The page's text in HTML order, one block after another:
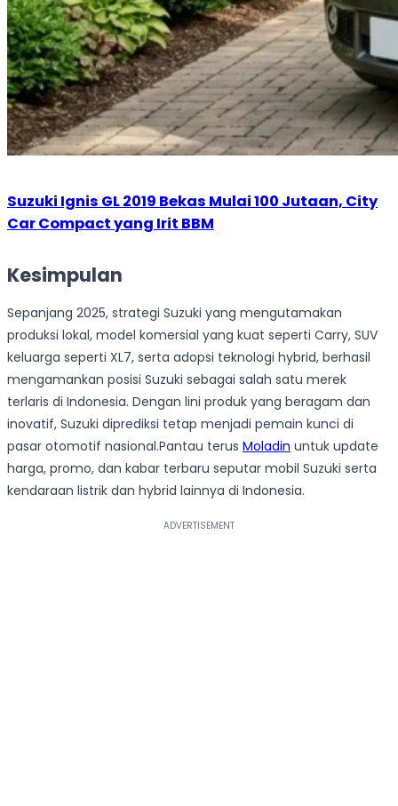
Suzuki Ignis GL 2019 Bekas Mulai 100 Jutaan, City
Car Compact yang Irit BBM
Kesimpulan
Sepanjang 2025, strategi Suzuki yang mengutamakan
produksi lokal, model komersial yang kuat seperti Carry, SUV
keluarga seperti XL7, serta adopsi teknologi hybrid, berhasil
mengamankan posisi Suzuki sebagai salah satu merek
terlaris di Indonesia. Dengan lini produk yang beragam dan
inovatif, Suzuki diprediksi tetap menjadi pemain kunci di
pasar otomotif nasional.Pantau terus Moladin untuk update
harga, promo, dan kabar terbaru seputar mobil Suzuki serta
kendaraan listrik dan hybrid lainnya di Indonesia.